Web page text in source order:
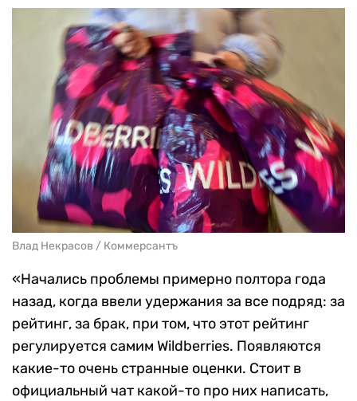
Влад Некрасов / Коммерсантъ
«Начались проблемы примерно полтора года
назад, когда ввели удержания за все подряд: за
рейтинг, за брак, при том, что этот рейтинг
регулируется самим Wildberries. Появляются
какие-то очень странные оценки. Стоит в
официальный чат какой-то про них написать,